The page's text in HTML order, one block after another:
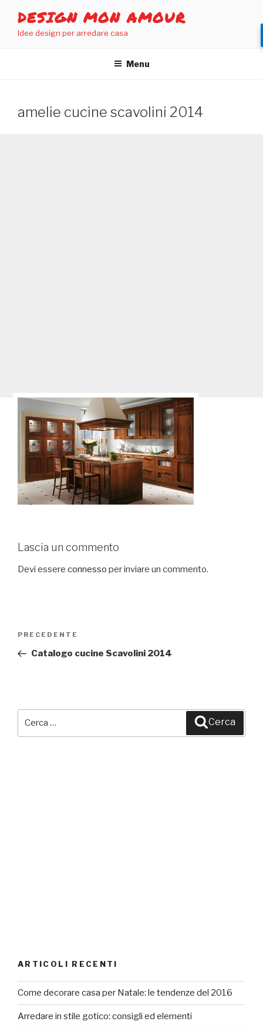
contenuto
DESIGN MON AMOUR
Idee design per arredare casa
Menu
amelie cucine scavolini 2014
Lascia un commento
Devi essere connesso per inviare un commento.
Navigazione
Articolo
precedente:
PRECEDENTE
Catalogo cucine Scavolini 2014
Cerca
ARTICOLI RECENTI
Come decorare casa per Natale: le tendenze del 2016
Arredare in stile gotico: consigli ed elementi